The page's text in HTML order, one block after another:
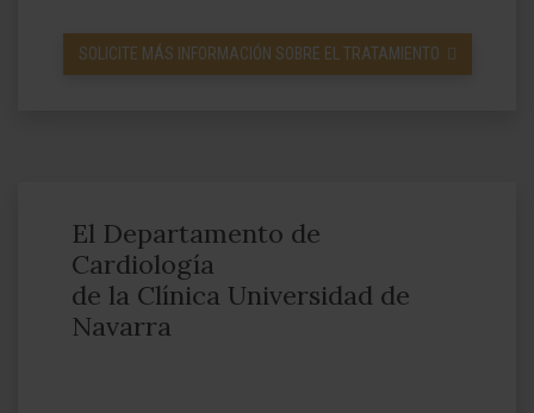
SOLICITE MÁS INFORMACIÓN SOBRE EL TRATAMIENTO
El Departamento de
Cardiología
de la Clínica Universidad de
Navarra